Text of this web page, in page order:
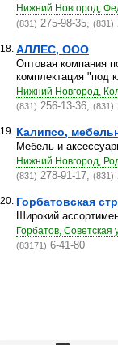
Нижний Новгород,
(831) 275-98-35, (831)
18. АЛЛЕС, ООО
Оптовая компания
комплектация "под
Нижний Новгород,
(831) 256-13-36, (831)
19. Калипсо,
Мебель и
Нижний Новгород,
(831) 278-91-17, (831)
20. Горбатовская
Широкий
Горбатов, Советская
(83171) 6-41-80